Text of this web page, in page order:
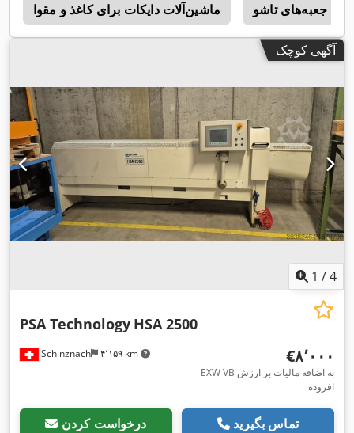
ماشین‌آلات دایکات برای کاغذ و مقوا جعبه‌های تاشو
آگهی کوچک
1 /4
Schinznach ۴٬۱۵۹ km
PSA Technology HSA 2500
‎€۸٬۰۰۰
EXW VB به اضافه مالیات بر ارزش
افزوده
درخواست کردن تماس بگیرید